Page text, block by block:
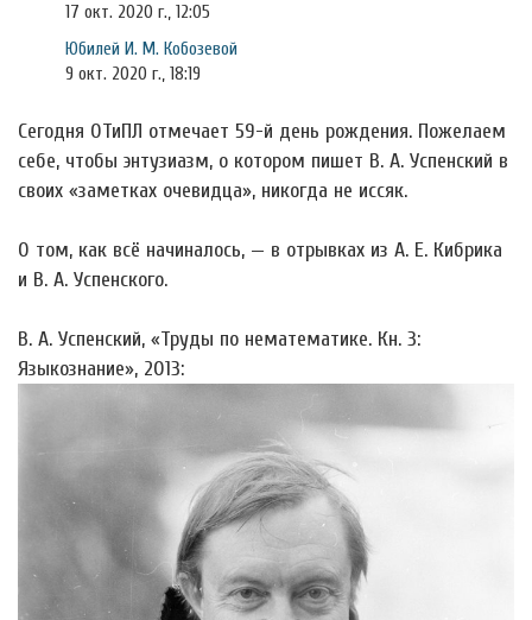
17 окт. 2020 г., 12:05
Юбилей И. М. Кобозевой
9 окт. 2020 г., 18:19
Сегодня ОТиПЛ отмечает 59-й день рождения. Пожелаем
себе, чтобы энтузиазм, о котором пишет В. А. Успенский в
своих «заметках очевидца», никогда не иссяк.
О том, как всё начиналось, — в отрывках из А. Е. Кибрика
и В. А. Успенского.
В. А. Успенский, «Труды по нематематике. Кн. 3:
Языкознание», 2013: